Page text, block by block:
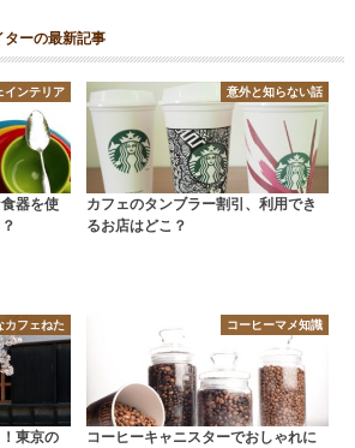
ターの最新記事
インテリア
器を使
意外と知らない話
カフェのタンブラー割引、利用でき
るお店はどこ？
カフェねた
東京の
コーヒーマメ知識
コーヒーキャニスターでおしゃれに